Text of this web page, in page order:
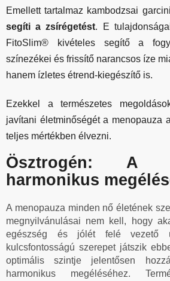
Emellett tartalmaz kambodzsai
segíti a zsírégetést. E
FitoSlim® kivételes segítő a
színezékei és frissítő narancsos íze
hanem ízletes étrend-kiegészítő is.
Ezekkel a természetes
javítani életminőségét a menopauza
teljes mértékben élvezni.
Ösztrogén: A
harmonikus
A menopauza minden nő életének
megnyilvánulásai nem kell, hogy
egészség és jólét felé vezető
kulcsfontosságú szerepet játszik
optimális szintje jelentősen
harmonikus megéléséhez.